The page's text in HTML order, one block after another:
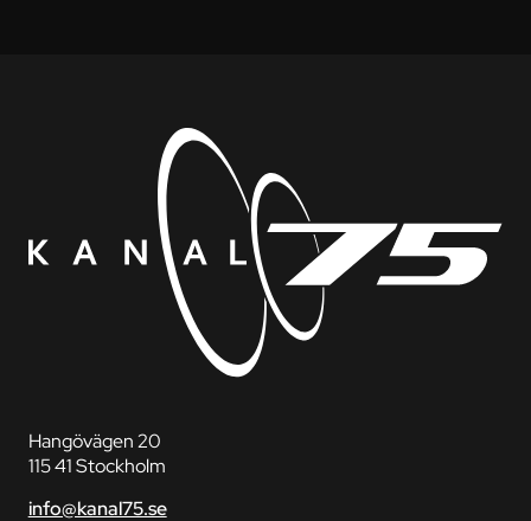
Hangövägen 20
115 41 Stockholm
info@kanal75.se